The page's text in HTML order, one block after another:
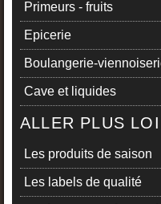
Primeurs - fruits
Epicerie
Boulangerie-
Cave et liquides
ALLER PLUS
Les produits de saison
Les labels de qualité